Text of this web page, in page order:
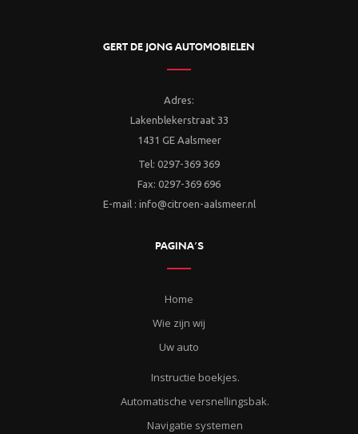
GERT DE JONG AUTOMOBIELEN
Adres:
Lakenblekerstraat 33
1431 GE Aalsmeer
Tel: 0297-369 369
Fax: 0297-369 696
E-mail : info@citroen-aalsmeer.nl
PAGINA’S
Home
Wie zijn wij
Uw auto
Instructie boekjes.
Automatische versnellingsbak.
Navigatie systemen